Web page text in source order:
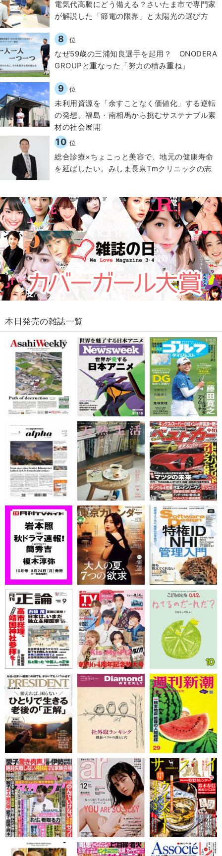
電気代高騰にどう備える？さいたま市で専門家
が解説した「節電の限界」と太陽光の選び方
8 位
なぜ59歳の三浦知良選手を起用？ ONODERA
GROUPと重なった「努力の積み重ね」
9 位
​​未利用資源を「余すことなく価値化」する逆転
の発想。福島・南相馬から挑むサステナブル素
材の社会展開​
10 位
総合診療×ちょこっと美容で、地元の健康寿命
を延ばしたい。みしま長泉Tmクリニックの志
本日発売の雑誌一覧